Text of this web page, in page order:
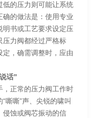
低的压力则可能让系统
的做法是：使用专业
明书或工艺要求设定压
压力阀都经过严格标
定，确需调整时，应由
话”
，正常的压力阀工作时
嘶嘶”声、尖锐的啸叫
侵蚀或阀芯振动的信